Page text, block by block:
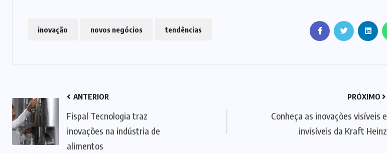
inovação novos negócios tendências
ANTERIOR
Fispal Tecnologia traz
inovações na indústria de
alimentos
PRÓXIMO
Conheça as inovações visíveis e
invisíveis da Kraft Heinz